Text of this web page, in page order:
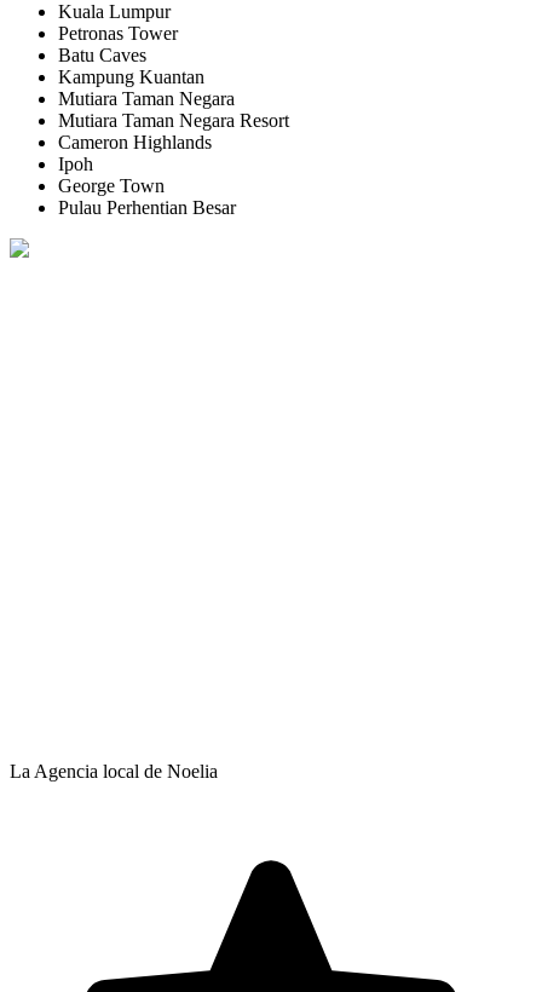
Kuala Lumpur
Petronas Tower
Batu Caves
Kampung Kuantan
Mutiara Taman Negara
Mutiara Taman Negara Resort
Cameron Highlands
Ipoh
George Town
Pulau Perhentian Besar
La Agencia local de Noelia